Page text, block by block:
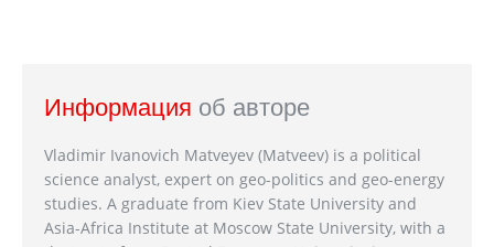
Информация об авторе
Vladimir Ivanovich Matveyev (Matveev) is a political
science analyst, expert on geo-politics and geo-energy
studies. A graduate from Kiev State University and
Asia-Africa Institute at Moscow State University, with a